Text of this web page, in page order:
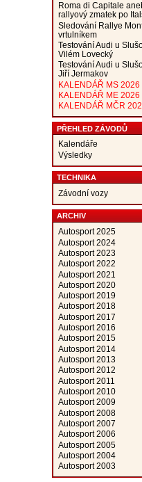
Roma di Capitale
rallyový zmatek po
Sledování Rallye
vrtulníkem
Testování Audi u
Vilém Lovecký
Testování Audi u
Jiří Jermakov
KALENDÁŘ MS 2026
KALENDÁŘ ME 2026
KALENDÁŘ MČR
PŘEHLED ZÁVODŮ
Kalendáře
Výsledky
TECHNIKA
Závodní vozy
ARCHIV
Autosport 2025
Autosport 2024
Autosport 2023
Autosport 2022
Autosport 2021
Autosport 2020
Autosport 2019
Autosport 2018
Autosport 2017
Autosport 2016
Autosport 2015
Autosport 2014
Autosport 2013
Autosport 2012
Autosport 2011
Autosport 2010
Autosport 2009
Autosport 2008
Autosport 2007
Autosport 2006
Autosport 2005
Autosport 2004
Autosport 2003